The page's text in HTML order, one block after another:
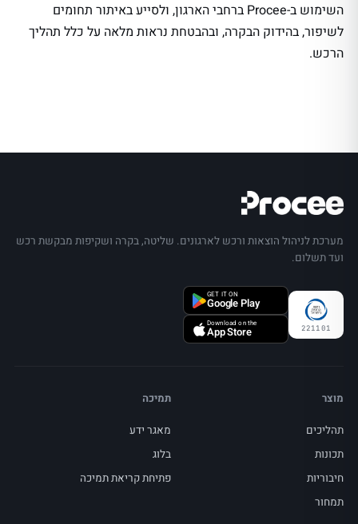
השימוש ב-Procee ברחבי הארגון, ולסייע באיתור תחומים
לשיפור, בהידוק הבקרה, ובהבטחת נראות מלאה על כלל תהליך
הרכש.
מערכת לניהול הוצאות ורכש לארגונים. שליטה, בקרה ושקיפות מבקשת רכש
ועד תשלום.
221101
GET IT ON
Google Play
Download on the
App Store
מוצר
תהליכים
תכונות
חיבוריות
תמחור
תמיכה
מאגר ידע
בלוג
פתיחת קריאת תמיכה